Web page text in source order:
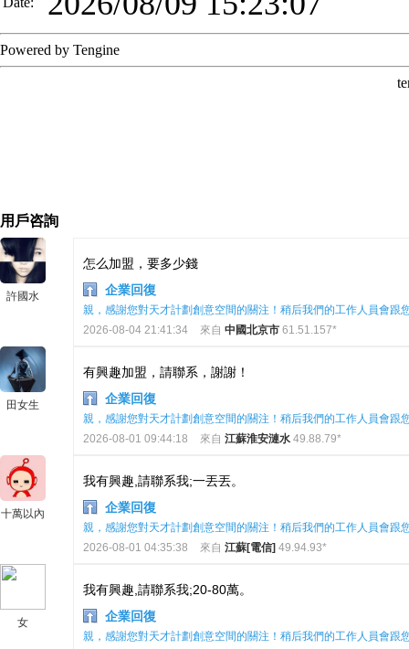
用戶咨詢
許國水
怎么加盟，要多少錢
企業回復
親，感謝您對天才計劃創意空間的關注！稍后我們的工作人員會跟
2026-08-04 21:41:34
來自 中國北京市 61.51.157*
田女生
有興趣加盟，請聯系，謝謝！
企業回復
親，感謝您對天才計劃創意空間的關注！稍后我們的工作人員會跟
2026-08-01 09:44:18
來自 江蘇淮安漣水 49.88.79*
十萬以內
我有興趣,請聯系我;一丟丟。
企業回復
親，感謝您對天才計劃創意空間的關注！稍后我們的工作人員會跟
2026-08-01 04:35:38
來自 江蘇[電信] 49.94.93*
女
我有興趣,請聯系我;20-80萬。
企業回復
親，感謝您對天才計劃創意空間的關注！稍后我們的工作人員會跟